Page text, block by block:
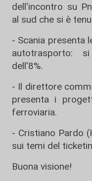
dell'incontro su
al sud che si è
- Scania presenta
autotrasporto:
dell'8%.
- Il direttore
presenta i
ferroviaria.
- Cristiano Pardo
sui temi del
Buona visione!